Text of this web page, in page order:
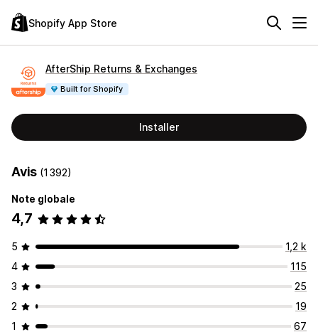
Shopify App Store
AfterShip Returns & Exchanges
Built for Shopify
Installer
Avis (1 392)
Note globale
4,7
5
1,2 k
4
115
3
25
2
19
1
67